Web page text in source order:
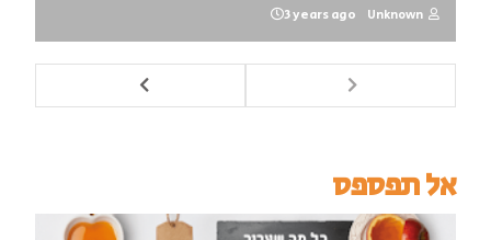
Unknown
3 years ago
אל תפספס